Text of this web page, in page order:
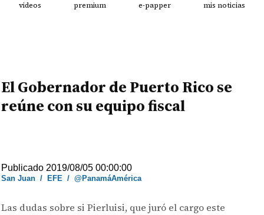
videos premium e-papper mis noticias
El Gobernador de Puerto Rico se
reúne con su equipo fiscal
Publicado 2019/08/05 00:00:00
San Juan / EFE /@PanamáAmérica
Las dudas sobre si Pierluisi, que juró el cargo este